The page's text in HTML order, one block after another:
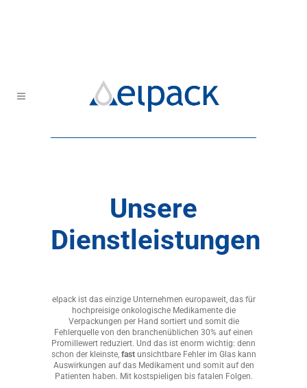
Unsere
Dienstleistungen
elpack ist das einzige Unternehmen europaweit, das für
hochpreisige onkologische Medikamente die
Verpackungen per Hand sortiert und somit die
Fehlerquelle von den branchenüblichen 30% auf einen
Promillewert reduziert. Und das ist enorm wichtig: denn
schon der kleinste, fastunsichtbare Fehler im Glas kann
Auswirkungen auf das Medikament und somit auf den
Patienten haben. Mit kostspieligen bis fatalen Folgen.